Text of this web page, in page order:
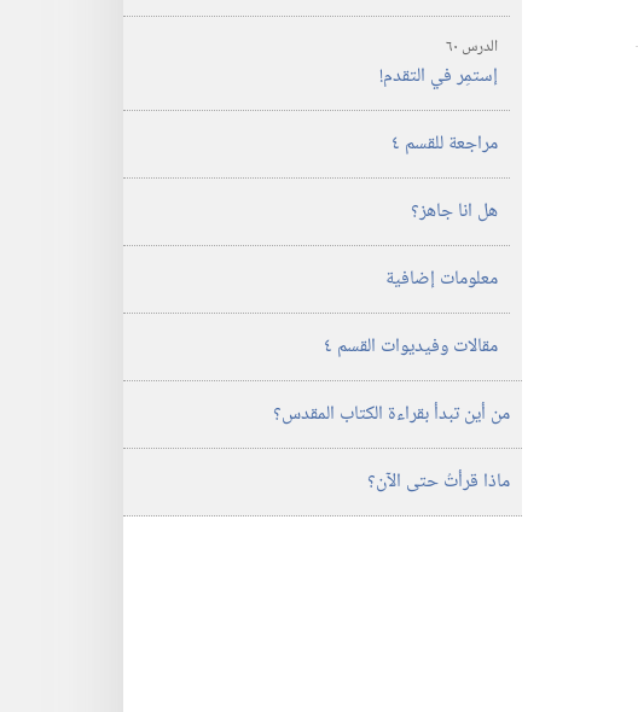
الدرس ٦٠
إستمِر في التقدم!‏
مراجعة للقسم ٤
هل انا جاهز؟‏
معلومات إضافية
مقالات وفيديوات القسم ٤
من أين تبدأ بقراءة الكتاب المقدس؟‏
ماذا قرأتُ حتى الآن؟‏